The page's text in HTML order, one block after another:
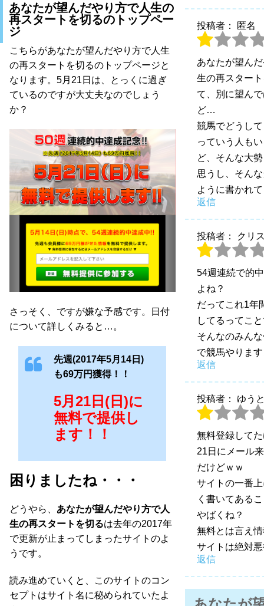
あなたが望んだやり方で人生の
再スタートを切るのトップペー
ジ
こちらがあなたが望んだやり方で人生
の再スタートを切るのトップページと
なります。5月21日は、とっくに過ぎ
ているのですが大丈夫なのでしょう
か？
さっそく、ですが嫌な予感です。日付
について詳しくみると…。
先週(2017年5月14日)
も69万円獲得！！
5月21日(日)に
無料で提供し
ます！！
困りましたね・・・
どうやら、 あなたが望んだやり方で人
生の再スタートを切るは去年の2017年
で更新が止まってしまったサイトのよ
うです。
読み進めていくと、このサイトのコン
セプトはサイト名に秘められていたよ
投稿者： 匿名
あなたが望ん
生の再スター
て、別に望ん
ど…
競馬でどうし
っていう人も
ど、そんな大
思うし、そん
ように書かれ
返信
投稿者： クリ
54週連続で的
よね？
だってこれ1年
してるってこ
そんなのみん
で競馬やりま
返信
投稿者： ゆう
無料登録して
21日にメール
だけどｗｗ
サイトの一番
く書いてある
やばくね？
無料とは言え
サイトは絶対
返信